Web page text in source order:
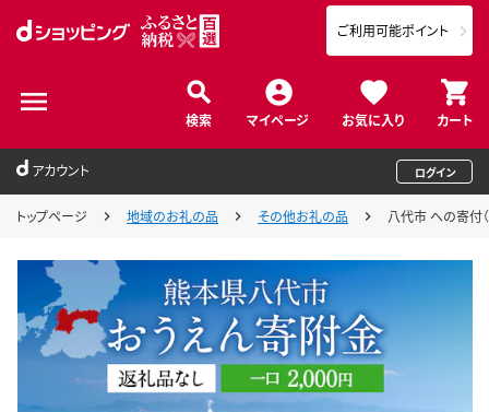
検索 マイページ お気に入り カート
ご利用可能ポイント
アカウント ログイン
トップページ 地域のお礼の品 その他お礼の品 八代市 への寄付